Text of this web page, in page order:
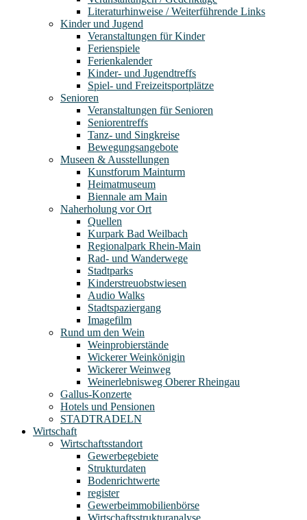
Literaturhinweise / Weiterführende Links
Kinder und Jugend
Veranstaltungen für Kinder
Ferienspiele
Ferienkalender
Kinder- und Jugendtreffs
Spiel- und Freizeitsportplätze
Senioren
Veranstaltungen für Senioren
Seniorentreffs
Tanz- und Singkreise
Bewegungsangebote
Museen & Ausstellungen
Kunstforum Mainturm
Heimatmuseum
Biennale am Main
Naherholung vor Ort
Quellen
Kurpark Bad Weilbach
Regionalpark Rhein-Main
Rad- und Wanderwege
Stadtparks
Kinderstreuobstwiesen
Audio Walks
Stadtspaziergang
Imagefilm
Rund um den Wein
Weinprobierstände
Wickerer Weinkönigin
Wickerer Weinweg
Weinerlebnisweg Oberer Rheingau
Gallus-Konzerte
Hotels und Pensionen
STADTRADELN
Wirtschaft
Wirtschaftsstandort
Gewerbegebiete
Strukturdaten
Bodenrichtwerte
register
Gewerbeimmobilienbörse